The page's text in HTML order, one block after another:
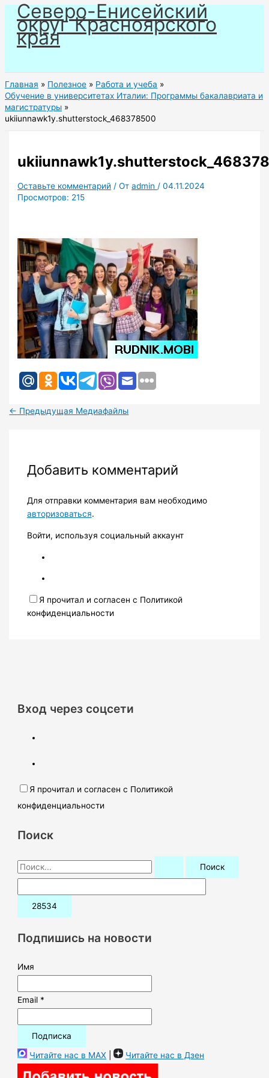
Перейти
содержимому
Северо-Енисейский
округ Красноярского
края
Главная Полезное
Работа и учеба
Обучение в университетах Италии: Программы бакалавриата и
магистратуры
ukiiunnawk1y.shutterstock_468378500
Оставьте комментарий / Отadmin /04.11.2024
Просмотров: 215
← Предыдущая Медиафайлы
Добавить комментарий
Для отправки комментария вам необходимо
авторизоваться.
Войти, используя социальный аккаунт
Я прочитал и согласен с Политикой
конфиденциальности
Вход через соцсети
Я прочитал и согласен с Политикой
конфиденциальности
Поиск
П
о
и
:Подпишись на новости
Имя
Email *
Читайте нас в MAX | Читайте нас в Дзен